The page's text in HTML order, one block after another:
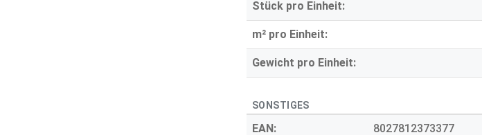
Stück pro Einheit:
m² pro Einheit:
Gewicht pro Einheit:
SONSTIGES
EAN: 8027812373377